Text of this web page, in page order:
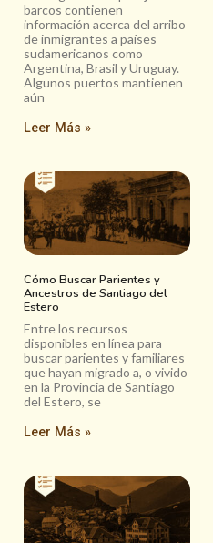
barcos contienen
información acerca del arribo
de inmigrantes a países
sudamericanos como
Argentina, Brasil y Uruguay.
Algunos puertos mantienen
aún
Leer Más »
Cómo Buscar Parientes y
Ancestros de Santiago del
Estero
Entre los recursos
disponibles en línea para
buscar parientes y familiares
que hayan migrado a, o vivido
en la Provincia de Santiago
del Estero, se
Leer Más »